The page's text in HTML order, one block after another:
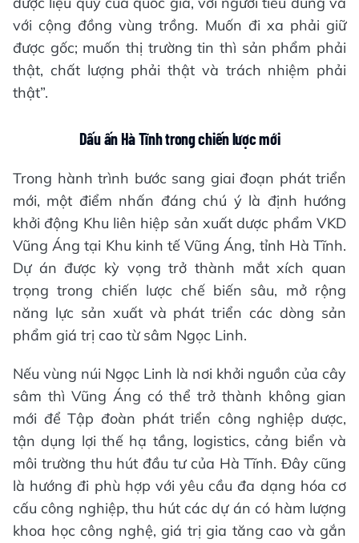
với cộng đồng vùng trồng. Muốn đi xa phải giữ
được gốc; muốn thị trường tin thì sản phẩm phải
thật, chất lượng phải thật và trách nhiệm phải
thật”.
Dấu ấn Hà Tĩnh trong chiến lược mới
Trong hành trình bước sang giai đoạn phát triển
mới, một điểm nhấn đáng chú ý là định hướng
khởi động Khu liên hiệp sản xuất dược phẩm VKD
Vũng Áng tại Khu kinh tế Vũng Áng, tỉnh Hà Tĩnh.
Dự án được kỳ vọng trở thành mắt xích quan
trọng trong chiến lược chế biến sâu, mở rộng
năng lực sản xuất và phát triển các dòng sản
phẩm giá trị cao từ sâm Ngọc Linh.
Nếu vùng núi Ngọc Linh là nơi khởi nguồn của cây
sâm thì Vũng Áng có thể trở thành không gian
mới để Tập đoàn phát triển công nghiệp dược,
tận dụng lợi thế hạ tầng, logistics, cảng biển và
môi trường thu hút đầu tư của Hà Tĩnh. Đây cũng
là hướng đi phù hợp với yêu cầu đa dạng hóa cơ
cấu công nghiệp, thu hút các dự án có hàm lượng
khoa học công nghệ, giá trị gia tăng cao và gắn